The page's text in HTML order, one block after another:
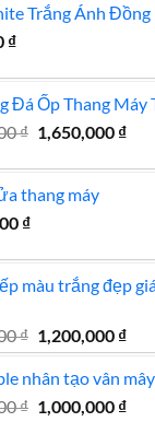
2,200,000 ₫.là:
Trắng Ánh Đồng
₫
Đá Ốp Thang Máy
₫ Giá
1,800,000 ₫.
1,650,000 ₫Giá
thang máy
₫
màu trắng đẹp
₫ Giá
gốc
là:
1,250,000 ₫.
1,200,000 ₫Giá
tại
là:
nhân tạo vân
₫ Giá
1,000,000 ₫Giá